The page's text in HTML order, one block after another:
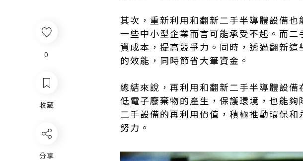
0
收藏
分享
其次，重新利用和翻新二手半導體設備
一些中小型企業而言可能承受不起。而
資成本，提高競爭力。同時，透過翻新
的效能，同時節省大筆資金。
總結來說，再利用和翻新二手半導體設
低電子廢棄物的產生，保護環境，也能
二手設備的再利用價值，積極推動環保
努力。